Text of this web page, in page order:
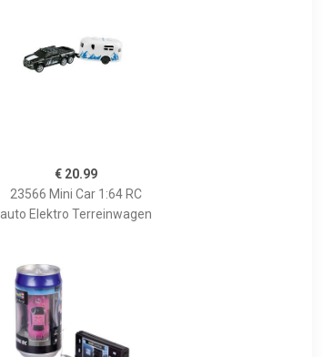
€ 20.99
23566 Mini Car 1:64 RC
auto Elektro Terreinwagen